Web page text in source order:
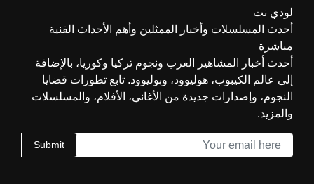
لودي نت
أحدث المسلسلات وأخبار الممثلين وأهم الأحداث الفنية
مباشرة
أحدث أخبار المشاهير العرب ونجوم تركيا وكوريا، بالإضافة
إلى عالم الكيبوب، هوليوود، وبوليوود. تابع تطورات قضايا
النجوم، وإصدارات جديدة من الأغاني، الأفلام، والمسلسلات
والمزيد.
Submit